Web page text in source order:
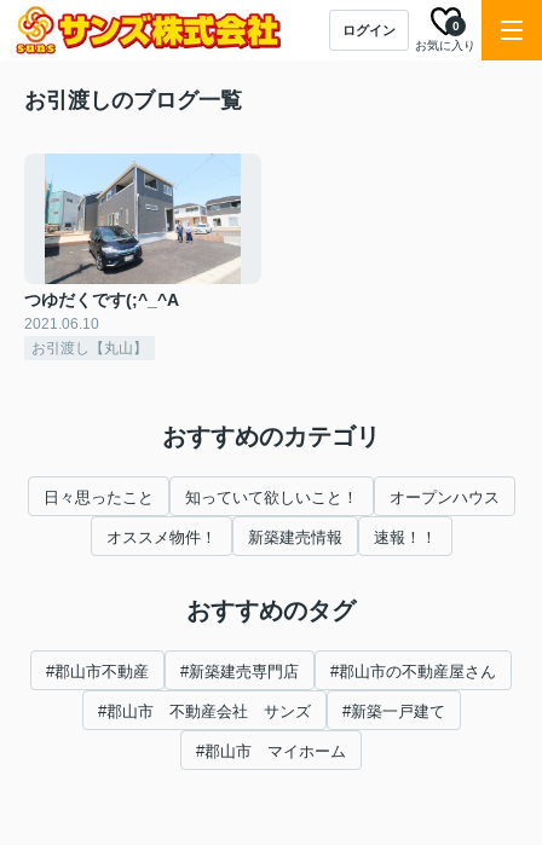
ログイン
お気に入り
0
お引渡しのブログ一覧
つゆだくです(;^_^A
2021.06.10
お引渡し【丸山】
おすすめのカテゴリ
日々思ったこと 知っていて欲しいこと！ オープンハウス
オススメ物件！ 新築建売情報 速報！！
おすすめのタグ
#郡山市不動産 #新築建売専門店 #郡山市の不動産屋さん
#郡山市 不動産会社 サンズ #新築一戸建て
#郡山市 マイホーム